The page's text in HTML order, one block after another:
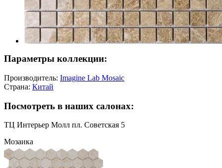
Параметры коллекции:
Производитель: Imagine Lab Mosaic
Страна: Китай
Посмотреть в наших салонах:
ТЦ Интерьер Молл пл. Советская 5
Мозаика